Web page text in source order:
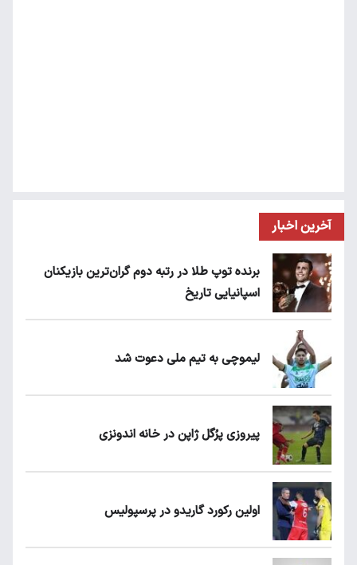
آخرین اخبار
برنده توپ طلا در رتبه دوم گران‌ترین بازیکنان
اسپانیایی تاریخ
لیموچی به تیم ملی دعوت شد
پیروزی پرُگل ژاپن در خانه اندونزی
اولین رکورد گاریدو در پرسپولیس